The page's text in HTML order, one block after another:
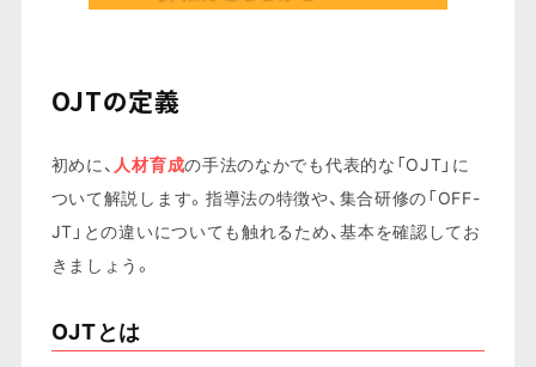
OJTの定義
初めに、 人材育成の手法のなかでも代表的な「OJT」に
ついて解説します。指導法の特徴や、集合研修の「OFF-
JT」との違いについても触れるため、基本を確認してお
きましょう。
OJTとは